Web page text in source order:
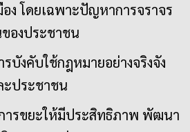
ง โดยเฉพาะปัญหาการจราจร
องประชาชน
บังคับใช้กฎหมายอย่างจริงจัง
ะประชาชน
ารขยะให้มีประสิทธิภาพ พัฒนา